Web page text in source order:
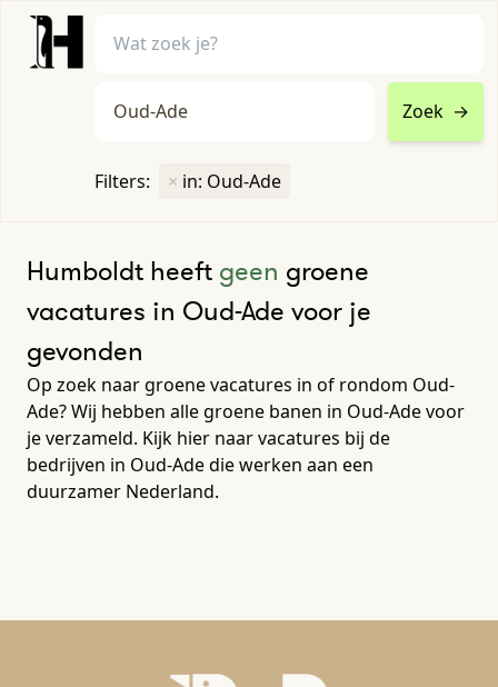
Zoek →
Filters: × in: Oud-Ade
Humboldt heeft geen groene
vacatures in Oud-Ade voor je
gevonden
Op zoek naar groene vacatures in of rondom Oud-
Ade? Wij hebben alle groene banen in Oud-Ade voor
je verzameld. Kijk hier naar vacatures bij de
bedrijven in Oud-Ade die werken aan een
duurzamer Nederland.